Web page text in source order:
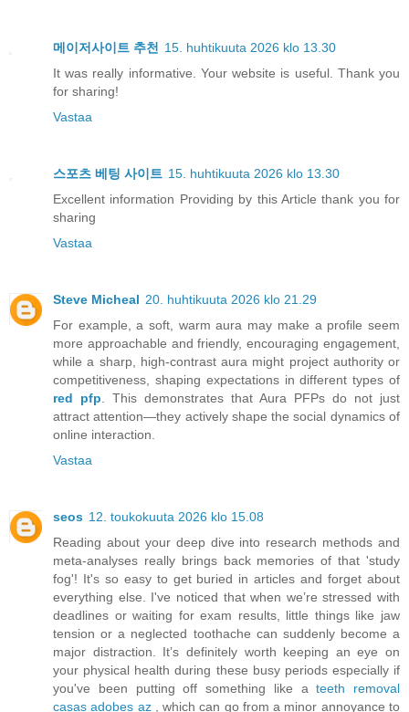
메이저사이트 추천 15. huhtikuuta 2026 klo 13.30
It was really informative. Your website is useful. Thank you
for sharing!
Vastaa
스포츠 베팅 사이트 15. huhtikuuta 2026 klo 13.30
Excellent information Providing by this Article thank you for
sharing
Vastaa
Steve Micheal 20. huhtikuuta 2026 klo 21.29
For example, a soft, warm aura may make a profile seem
more approachable and friendly, encouraging engagement,
while a sharp, high-contrast aura might project authority or
competitiveness, shaping expectations in different types of
red pfp. This demonstrates that Aura PFPs do not just
attract attention—they actively shape the social dynamics of
online interaction.
Vastaa
seos 12. toukokuuta 2026 klo 15.08
Reading about your deep dive into research methods and
meta-analyses really brings back memories of that 'study
fog'! It's so easy to get buried in articles and forget about
everything else. I've noticed that when we’re stressed with
deadlines or waiting for exam results, little things like jaw
tension or a neglected toothache can suddenly become a
major distraction. It’s definitely worth keeping an eye on
your physical health during these busy periods especially if
you've been putting off something like ateeth removal
casas adobes az, which can go from a minor annoyance to